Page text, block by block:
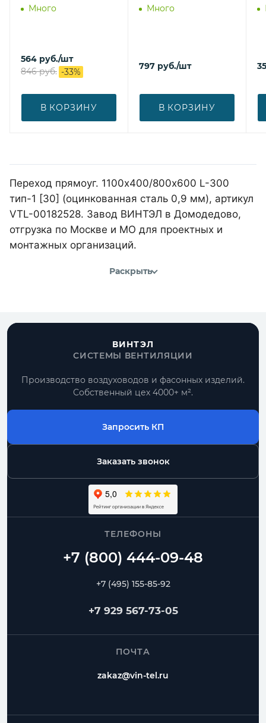
Много
564 руб./шт
846руб. -33%
В КОРЗИНУ
Много
797 руб./шт
В КОРЗИНУ
Переход прямоуг. 1100х400/800х600 L-300
тип-1 [30] (оцинкованная сталь 0,9 мм), артикул
VTL-00182528. Завод ВИНТЭЛ в Домодедово,
отгрузка по Москве и МО для проектных и
монтажных организаций.
Раскрыть
ВИНТЭЛ
СИСТЕМЫ ВЕНТИЛЯЦИИ
Производство воздуховодов и фасонных изделий.
Собственный цех 4000+ м².
Запросить КП
Заказать звонок
ТЕЛЕФОНЫ
+7 (495) 155-85-92
+7 929 567-73-05
ПОЧТА
zakaz@vin-tel.ru